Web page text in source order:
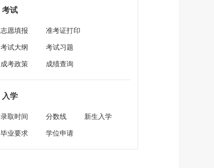
考试
志愿填报 准考证打印
考试大纲 考试习题
成考政策 成绩查询
入学
录取时间 分数线 新生入学
毕业要求 学位申请